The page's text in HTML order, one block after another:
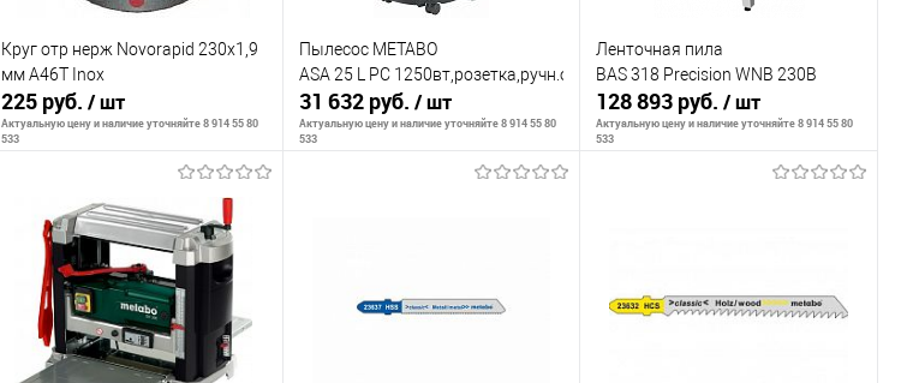
Круг отр нерж Novorapid 230x1,9
мм A46T Inox
225 руб. / шт
Актуальную цену и наличие уточняйте 8 914 55 80
533
В корзину
К сравнению
В избранное
В наличии
Пылесос METABO
ASA 25 L PC 1250вт,розетка,ручн.очистка
31 632 руб. / шт
Актуальную цену и наличие уточняйте 8 914 55 80
533
К сравнению
Ленточная пила
BAS 318 Precision WNB 230В
128 893 руб./ шт
Актуальную цену и наличие уточняйте 8 914 55 80
533
К сравнению